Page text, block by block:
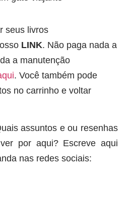
seus livros
LINK. Não paga nada a
a manutenção
. Você também pode
no carrinho e voltar
assuntos e ou resenhas
por aqui? Escreve aqui
nas redes sociais: